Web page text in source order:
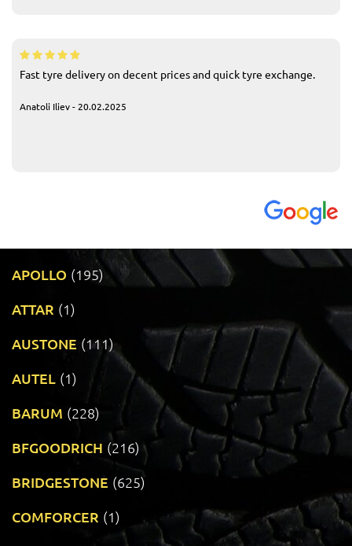
Fast tyre delivery on decent prices and quick tyre exchange.
Anatoli Iliev - 20.02.2025
APOLLO (195)
ATTAR (1)
AUSTONE (111)
AUTEL (1)
BARUM (228)
BFGOODRICH (216)
BRIDGESTONE (625)
COMFORCER (1)